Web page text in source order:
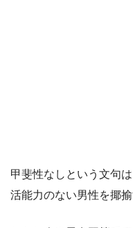
甲斐性なしという文句
活能力のない男性を揶